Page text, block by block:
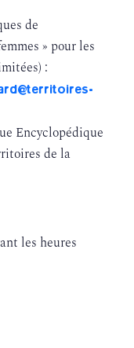
de
» pour les
:
Encyclopédique
de la
les heures